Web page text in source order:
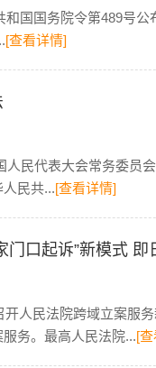
和国国务院令第489号
[查看详情]
人民代表大会常务委员
民共...[查看详情]
门口起诉”新模式
开人民法院跨域立案服
务。最高人民法院...[